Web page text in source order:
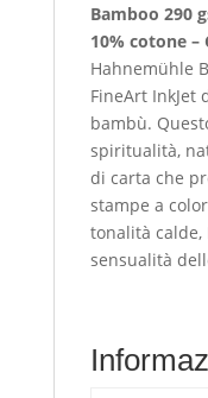
Bamboo 290
10% cotone
Hahnemühle
FineArt
bambù.
spiritualità,
di carta che
stampe a
tonalità calde,
sensualità